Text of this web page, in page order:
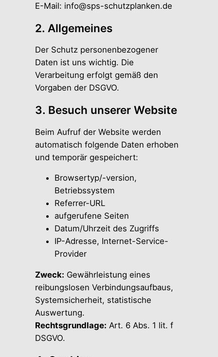
E-Mail: info@sps-schutzplanken.de
2. Allgemeines
Der Schutz personenbezogener
Daten ist uns wichtig. Die
Verarbeitung erfolgt gemäß den
Vorgaben der DSGVO.
3. Besuch unserer Website
Beim Aufruf der Website werden
automatisch folgende Daten erhoben
und temporär gespeichert:
Browsertyp/-version,
Betriebssystem
Referrer-URL
aufgerufene Seiten
Datum/Uhrzeit des Zugriffs
IP-Adresse, Internet-Service-
Provider
Zweck: Gewährleistung eines
reibungslosen Verbindungsaufbaus,
Systemsicherheit, statistische
Auswertung.
Rechtsgrundlage: Art. 6 Abs. 1 lit. f
DSGVO.